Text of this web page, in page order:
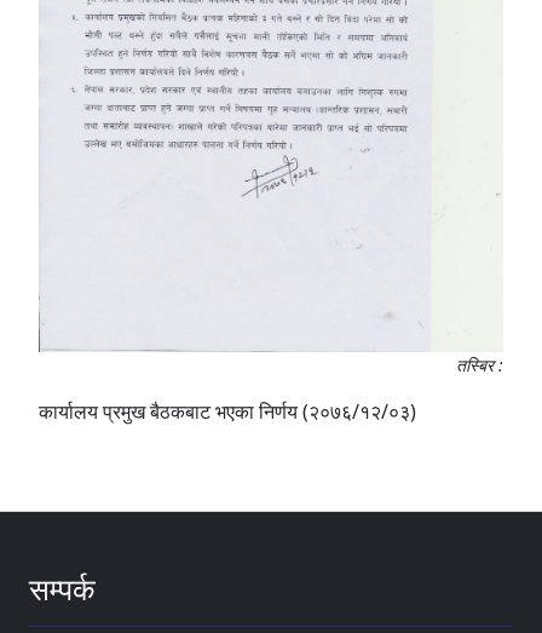
तस्बिर :
कार्यालय प्रमुख बैठकबाट भएका निर्णय (२०७६/१२/०३)
सम्पर्क